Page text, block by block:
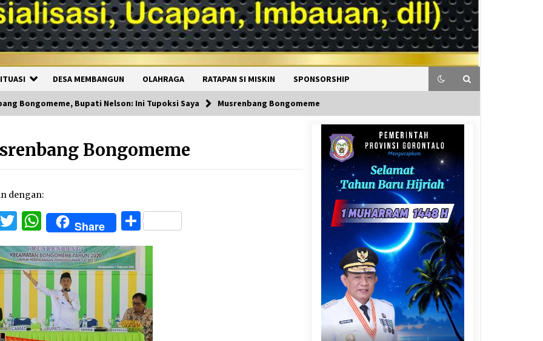
DESA MEMBANGUN OLAHRAGA RATAPAN SI MISKIN SPONSORSHIP
Bongomeme, Bupati Nelson: Ini Tupoksi Saya Musrenbang Bongomeme
Bongomeme
dengan:
Twitter
WhatsApp
Share Share